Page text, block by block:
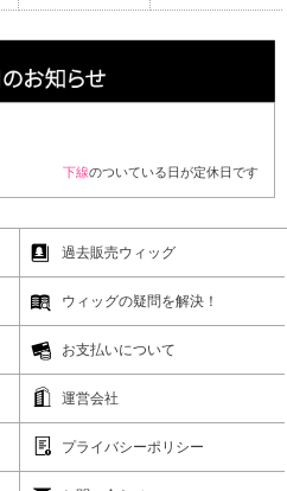
下線のついている日が定休日です
過去販売ウィッグ
ウィッグの疑問を解決！
お支払いについて
運営会社
プライバシーポリシー